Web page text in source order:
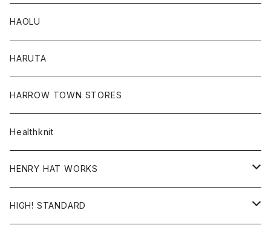
カーディガン
コート
トップス
シャツ
スウェット
レディース
カーディガン
コート
ボトム
パンツ
トップス
Tシャツ
ロンTEE
HAOLU
HARUTA
HARROW TOWN STORES
Healthknit
HENRY HAT WORKS
帽子
HIGH! STANDARD